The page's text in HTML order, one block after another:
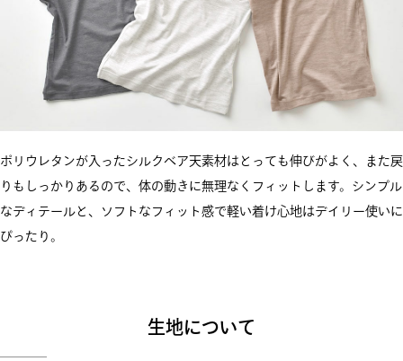
ポリウレタンが入ったシルクベア天素材はとっても伸びがよく、また戻
りもしっかりあるので、体の動きに無理なくフィットします。シンプル
なディテールと、ソフトなフィット感で軽い着け心地はデイリー使いに
ぴったり。
生地について